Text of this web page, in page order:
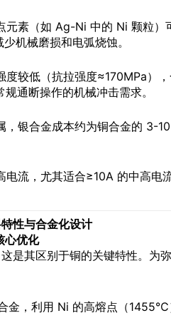
元素（如 Ag-Ni 中的 Ni 颗粒）
机械磨损和电弧烧蚀。
度较低（抗拉强度≈170MPa）
通断操作的机械冲击需求。
，银合金成本约为铜合金的 3-10
电流，尤其适合≥10A 的中高电
性与合金化设计
心优化
是其区别于铜的关键特性。为
金，利用 Ni 的高熔点（1455℃